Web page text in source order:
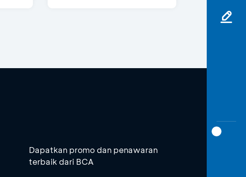
Dapatkan promo dan penawaran
terbaik dari BCA